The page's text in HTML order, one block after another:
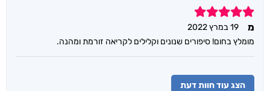
5
מ
19 במרץ 2022
מומלץ בחום! סיפורים שנונים וקלילים לקריאה זורמת ומהנה.
הצג עוד חוות דעת